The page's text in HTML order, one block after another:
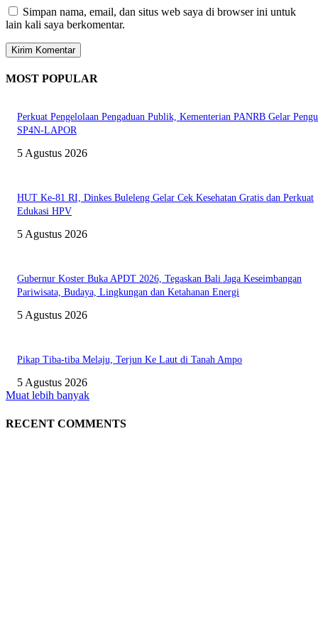
Simpan nama, email, dan situs web saya di browser ini untuk
lain kali saya berkomentar.
MOST POPULAR
Perkuat Pengelolaan Pengaduan Publik, Kementerian PANRB Gelar
SP4N-LAPOR
5 Agustus 2026
HUT Ke-81 RI, Dinkes Buleleng Gelar Cek Kesehatan Gratis dan Perkuat
Edukasi HPV
5 Agustus 2026
Gubernur Koster Buka APDT 2026, Tegaskan Bali Jaga Keseimbangan
Pariwisata, Budaya, Lingkungan dan Ketahanan Energi
5 Agustus 2026
Pikap Tiba-tiba Melaju, Terjun Ke Laut di Tanah Ampo
5 Agustus 2026
Muat lebih banyak
RECENT COMMENTS